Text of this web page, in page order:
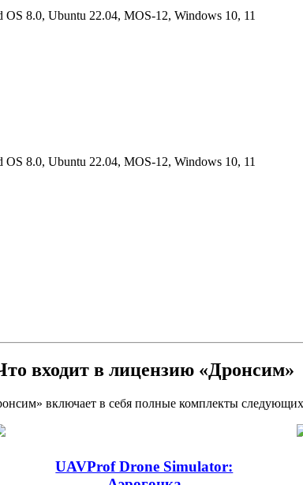
8.0, Ubuntu 22.04, MOS-12, Windows 10, 11
8.0, Ubuntu 22.04, MOS-12, Windows 10, 11
входит в лицензию «Дронсим»
включает в себя полные комплекты
UAVProf Drone Simulator: